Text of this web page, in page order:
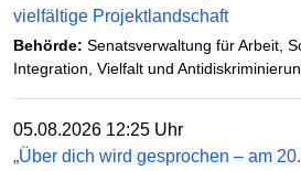
vielfältige Projektlandschaft
Behörde: Senatsverwaltung für Arbeit,
Integration, Vielfalt und
05.08.2026 12:25 Uhr
„Über dich wird gesprochen – am